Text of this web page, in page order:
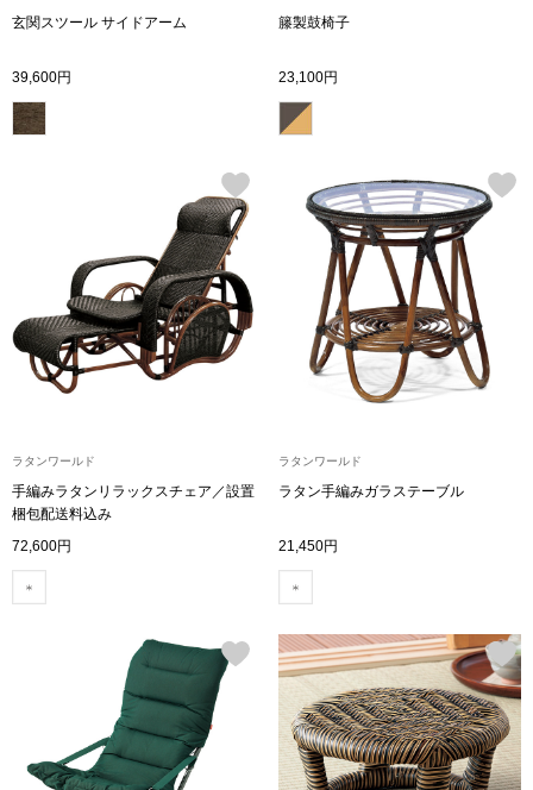
BOGARD 最新号はこちら
集
タログ
すべて見る
ルーム･アン
ルームウェア
アンダーウェア
ハンドバッグ
ショルダーバ
ブリーフケース
玄関スツール サイドアーム
39,600円
籐製鼓椅子
23,100円
ラタンワールド
手編みラタンリラックスチェア／設置
梱包配送料込み
72,600円
ラタンワールド
ラタン手編みガラステーブル
21,450円